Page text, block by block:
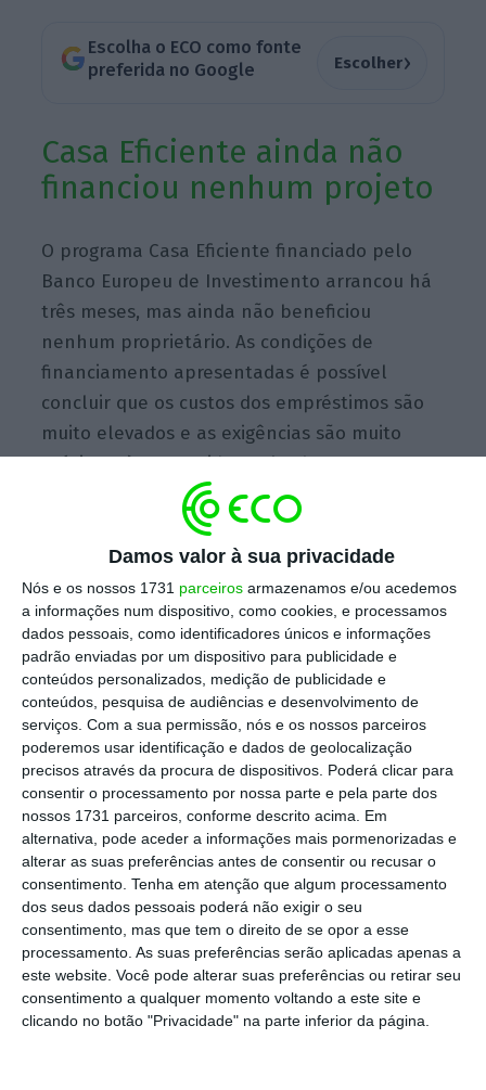
Damos valor à sua privacidade
Nós e os nossos 1731 parceiros armazenamos e/ou acedemos
a informações num dispositivo, como cookies, e processamos
dados pessoais, como identificadores únicos e informações
padrão enviadas por um dispositivo para publicidade e
conteúdos personalizados, medição de publicidade e
conteúdos, pesquisa de audiências e desenvolvimento de
serviços. Com a sua permissão, nós e os nossos parceiros
poderemos usar identificação e dados de geolocalização
precisos através da procura de dispositivos. Poderá clicar para
consentir o processamento por nossa parte e pela parte dos
nossos 1731 parceiros, conforme descrito acima. Em
alternativa, pode aceder a informações mais pormenorizadas e
alterar as suas preferências antes de consentir ou recusar o
consentimento. Tenha em atenção que algum processamento
dos seus dados pessoais poderá não exigir o seu
consentimento, mas que tem o direito de se opor a esse
processamento. As suas preferências serão aplicadas apenas a
este website. Você pode alterar suas preferências ou retirar seu
consentimento a qualquer momento voltando a este site e
clicando no botão "Privacidade" na parte inferior da página.
Escolha o ECO como fonte
preferida no Google
Escolher›
Casa Eficiente ainda não
financiou nenhum projeto
O programa Casa Eficiente financiado pelo
Banco Europeu de Investimento arrancou há
três meses, mas ainda não beneficiou
nenhum proprietário. As condições de
financiamento apresentadas é possível
concluir que os custos dos empréstimos são
muito elevados e as exigências são muito
próximas às requeridas pelos bancos para o
crédito à habitação ou ao consumo. No caso
da Caixa Geral de Depósitos, pedir 40 mil
euros emprestados para melhorar a eficiência
energética de uma casa, a pagar a 20 anos,
implica o pagamento de 5.385 euros em
comissões.Leia a notícia completa no Público
(acesso condicionado).
Aga Kahn bem
posicionado para entrar
no Taguspark
A rede Aga Kahn manifestou o seu interesse
em entrar no capital do Taguspark, ao querer
ficar com os 10% detidos pela Caixa Geral de
Depósitos e que o banco está a vender. O
interesse do líder da comunidade ismaelita